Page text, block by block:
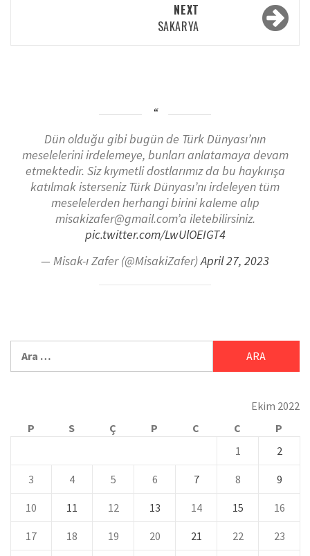
NEXT
SAKARYA
Dün olduğu gibi bugün de Türk Dünyası’nın
meselelerini irdelemeye, bunları anlatamaya devam
etmektedir. Siz kıymetli dostlarımız da bu haykırışa
katılmak isterseniz Türk Dünyası’nı irdeleyen tüm
meselelerden herhangi birini kaleme alıp
misakizafer@gmail.com’a iletebilirsiniz.
pic.twitter.com/LwUlOEIGT4
— Misak-ı Zafer (@MisakiZafer)April 27, 2023
Ekim 2022
P
S Ç P C C
P
1
2
3 4 5 6 7 8 9
10 11 12 13 14 15 16
17 18 19 20 21 22 23